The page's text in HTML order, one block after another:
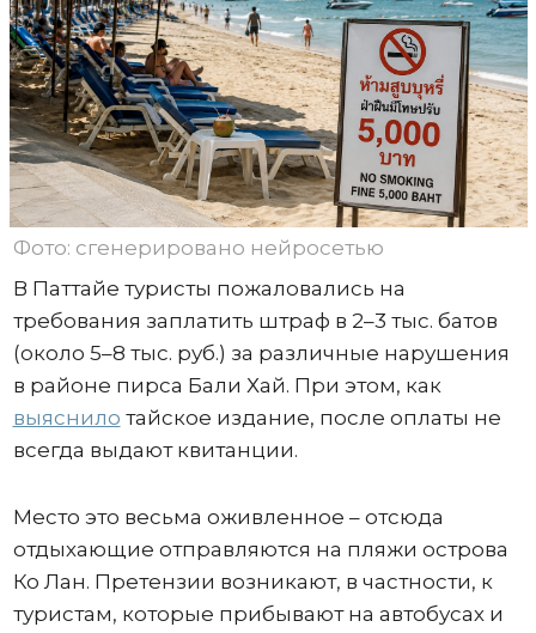
Фото: сгенерировано нейросетью
В Паттайе туристы пожаловались на
требования заплатить штраф в 2–3 тыс. батов
(около 5–8 тыс. руб.) за различные нарушения
в районе пирса Бали Хай. При этом, как
выяснило тайское издание, после оплаты не
всегда выдают квитанции.
Место это весьма оживленное – отсюда
отдыхающие отправляются на пляжи острова
Ко Лан. Претензии возникают, в частности, к
туристам, которые прибывают на автобусах и